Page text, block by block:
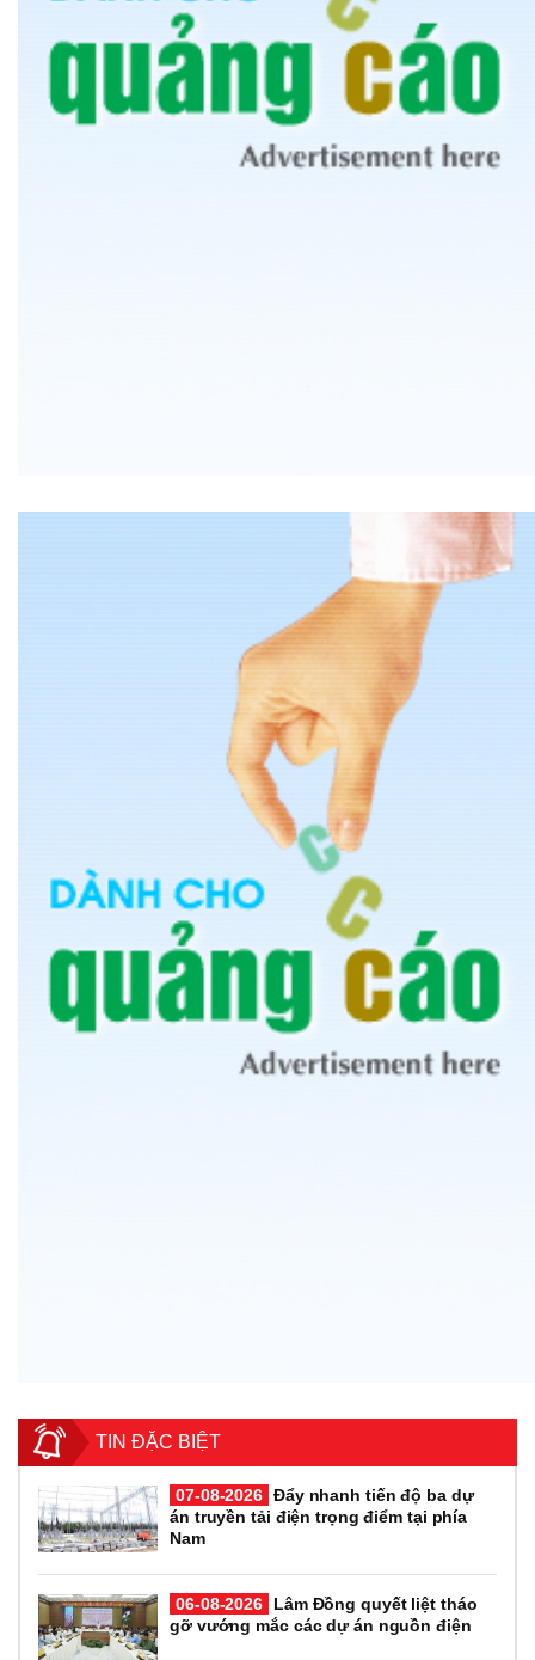
TIN ĐẶC BIỆT
07-08-2026 Đẩy nhanh tiến độ ba dự
án truyền tải điện trọng điểm tại phía
Nam
06-08-2026
Lâm Đồng quyết liệt tháo
gỡ vướng mắc các dự án nguồn điện